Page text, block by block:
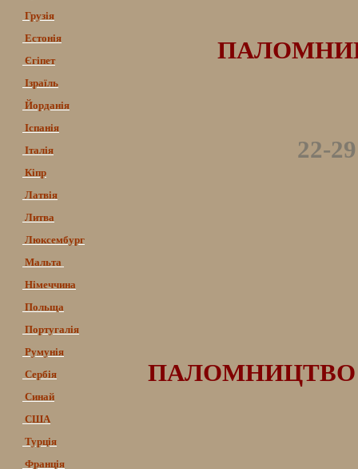
Грузія
Естонія
Єгіпет
Ізраїль
Йорданія
Іспанія
Італія
Кіпр
Латвія
Литва
Люксембург
Мальта
Німеччина
Польща
Португалія
Румунія
Сербія
Синай
США
Турція
Франція
22-
ПАЛОМНИЦТВО